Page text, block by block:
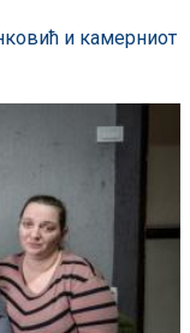
и камерниот